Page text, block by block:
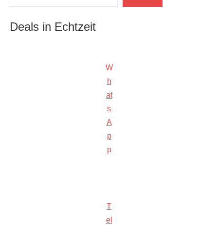
Deals in Echtzeit
W
h
at
s
A
p
p
T
el